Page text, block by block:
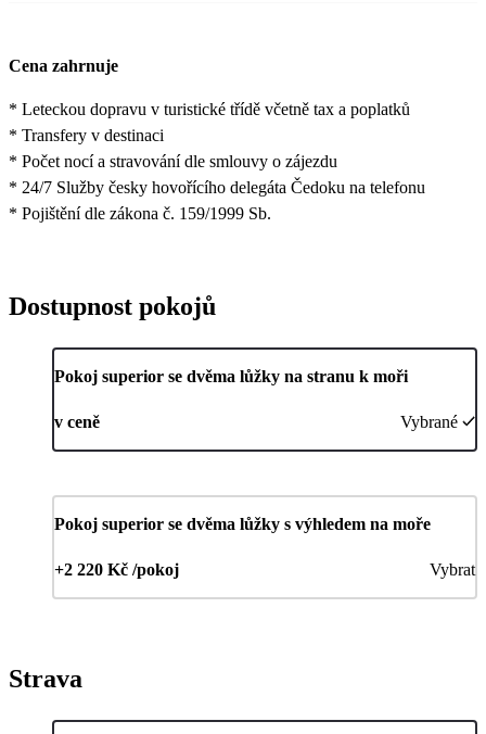
Cena zahrnuje
* Leteckou dopravu v turistické třídě včetně tax a poplatků
* Transfery v destinaci
* Počet nocí a stravování dle smlouvy o zájezdu
* 24/7 Služby česky hovořícího delegáta Čedoku na telefonu
* Pojištění dle zákona č. 159/1999 Sb.
Dostupnost pokojů
Pokoj superior se dvěma lůžky na stranu k moři
v ceně Vybrané
Pokoj superior se dvěma lůžky s výhledem na moře
+2 220 Kč /pokoj Vybrat
Strava